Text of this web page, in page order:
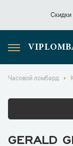
Скидки
Часовой ломбард
GERALD